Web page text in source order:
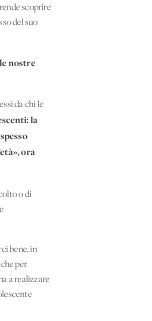
scoprire
del suo
nostre
da chi le
la
ora
o di
bene, in
per
a realizzare